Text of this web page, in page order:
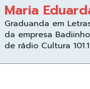
Maria
Graduanda em
da empresa
de rádio Cultura